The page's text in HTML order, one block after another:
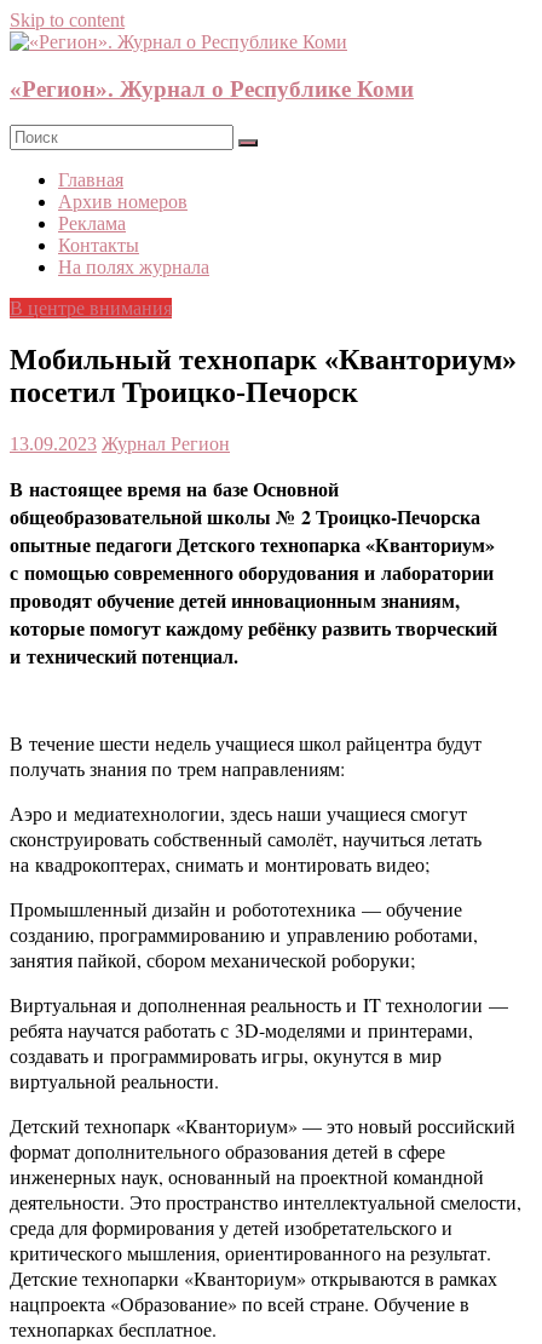
Skip to content
«Регион». Журнал о Республике Коми
Главная
Архив номеров
Реклама
Контакты
На полях журнала
В центре внимания
Мобильный технопарк «Кванториум»
посетил Троицко-Печорск
13.09.2023 Журнал Регион
В настоящее время на базе Основной
общеобразовательной школы № 2 Троицко-Печорска
опытные педагоги Детского технопарка «Кванториум»
с помощью современного оборудования и лаборатории
проводят обучение детей инновационным знаниям,
которые помогут каждому ребёнку развить творческий
и технический потенциал.
В течение шести недель учащиеся школ райцентра будут
получать знания по трем направлениям:
Аэро и медиатехнологии, здесь наши учащиеся смогут
сконструировать собственный самолёт, научиться летать
на квадрокоптерах, снимать и монтировать видео;
Промышленный дизайн и робототехника — обучение
созданию, программированию и управлению роботами,
занятия пайкой, сбором механической роборуки;
Виртуальная и дополненная реальность и IT технологии —
ребята научатся работать с 3D-моделями и принтерами,
создавать и программировать игры, окунутся в мир
виртуальной реальности.
Детский технопарк «Кванториум» — это новый российский
формат дополнительного образования детей в сфере
инженерных наук, основанный на проектной командной
деятельности. Это пространство интеллектуальной смелости,
среда для формирования у детей изобретательского и
критического мышления, ориентированного на результат.
Детские технопарки «Кванториум» открываются в рамках
нацпроекта «Образование» по всей стране. Обучение в
технопарках бесплатное.